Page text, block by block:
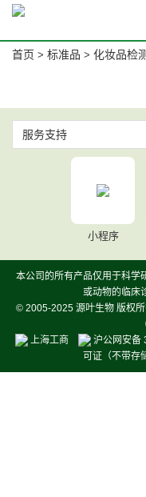
首页 > 标准品 > 化妆品检测
服务支持
小程序
本公司的所有产品仅用于科学
或动物的临床
© 2005-2025 源叶生物 版权
上海工商
沪公网安
可证（不带存